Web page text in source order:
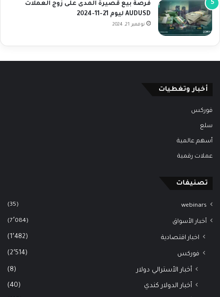
فرصة بيع قصيرة المدى على زوج العملات
AUDUSD ليوم 21-11-2024
نوفمبر 21, 2024
أخبار وتغطيات
فوركس
سلع
أسهم عالمية
عملات رقمية
تصنيفات
webinars
(35)
أخبار الأسواق (7٬084)
اخبار اقتصادية (1٬482)
فوركس (2٬514)
أخبار الأسترالي دولار (8)
أخبار الدولار كندي (40)